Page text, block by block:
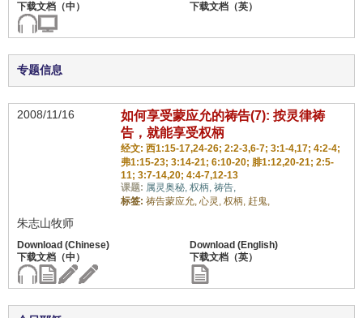
专题信息
2008/11/16
如何享受蒙应允的祷告(7): 按灵律祷
告，就能享受权柄
经文: 西1:15-17,24-26; 2:2-3,6-7; 3:1-4,17; 4:2-4;
弗1:15-23; 3:14-21; 6:10-20; 腓1:12,20-21; 2:5-
11; 3:7-14,20; 4:4-7,12-13
课题: 属灵奥秘, 权柄, 祷告,
标签: 祷告蒙应允, 心灵, 权柄, 赶鬼,
朱志山牧师